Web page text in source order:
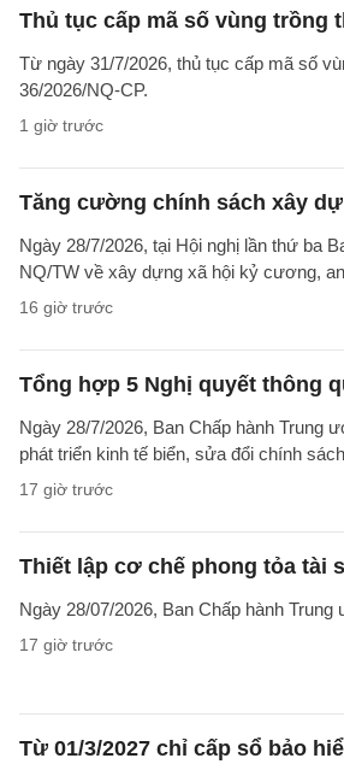
Thủ tục cấp mã số vùng trồng
Từ ngày 31/7/2026, thủ tục cấp mã số
36/2026/NQ-CP.
1 giờ trước
Tăng cường chính sách xây
Ngày 28/7/2026, tại Hội nghị lần thứ ba
NQ/TW về xây dựng xã hội kỷ cương,
16 giờ trước
Tổng hợp 5 Nghị quyết thông
Ngày 28/7/2026, Ban Chấp hành Trung
phát triển kinh tế biển, sửa đổi chính
17 giờ trước
Thiết lập cơ chế phong tỏa tài
Ngày 28/07/2026, Ban Chấp hành
17 giờ trước
Từ 01/3/2027 chỉ cấp sổ bảo